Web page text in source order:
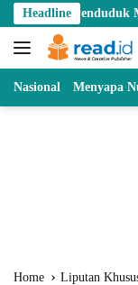
Skip
to
content
Headline
Miskin
Nasional Menyapa
Home Liputan